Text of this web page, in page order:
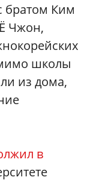
братом Ким
Чжон,
школы
из дома,
в